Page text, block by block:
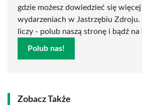
gdzie możesz dowiedzieć się
wydarzeniach w Jastrzębiu Zdroju.
liczy - polub naszą stronę i bądź na
Polub nas!
Zobacz Także